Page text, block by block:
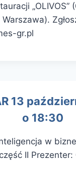
„OLIVOS”
gr.pl
13
o 18:30
w
II Prezenter: